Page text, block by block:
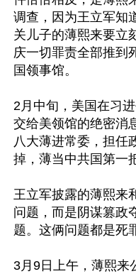
调查，因为王立军知
关儿子的薄熙来要立
庆一切罪责全部推到
国领事馆。
2月中旬，美国在习
交给美领馆的绝密消
八大薄进常委，担任
掉，薄当中共国第一
王立军披露的薄熙来
问题，而是阴谋篡政
题。这俩问题都是死
3月9日上午，薄熙来